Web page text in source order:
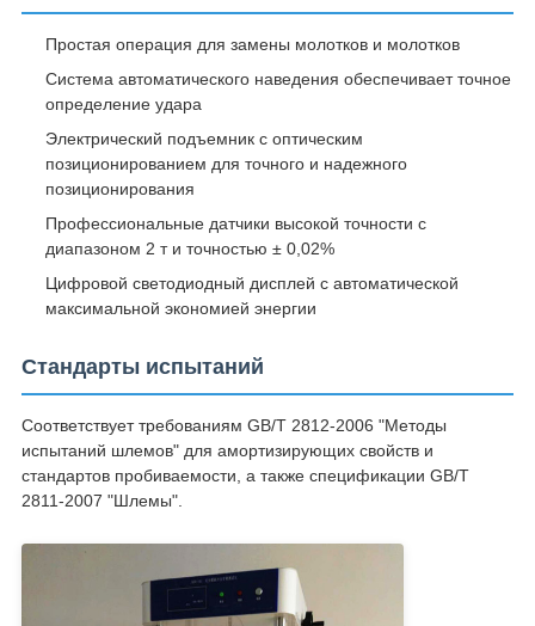
Простая операция для замены молотков и молотков
Система автоматического наведения обеспечивает точное
определение удара
Электрический подъемник с оптическим
позиционированием для точного и надежного
позиционирования
Профессиональные датчики высокой точности с
диапазоном 2 т и точностью ± 0,02%
Цифровой светодиодный дисплей с автоматической
максимальной экономией энергии
Стандарты испытаний
Соответствует требованиям GB/T 2812-2006 "Методы
испытаний шлемов" для амортизирующих свойств и
стандартов пробиваемости, а также спецификации GB/T
2811-2007 "Шлемы".